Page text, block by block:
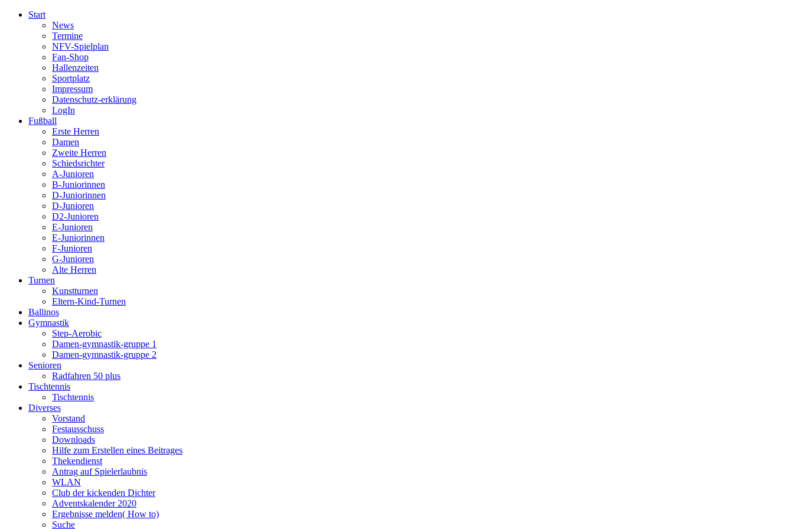
Start
News
Termine
NFV-Spielplan
Fan-Shop
Hallenzeiten
Sportplatz
Impressum
Datenschutz-erklärung
LogIn
Fußball
Erste Herren
Damen
Zweite Herren
Schiedsrichter
A-Junioren
B-Juniorinnen
D-Juniorinnen
D-Junioren
D2-Junioren
E-Junioren
E-Juniorinnen
F-Junioren
G-Junioren
Alte Herren
Turnen
Kunstturnen
Eltern-Kind-Turnen
Ballinos
Gymnastik
Step-Aerobic
Damen-gymnastik-gruppe 1
Damen-gymnastik-gruppe 2
Senioren
Radfahren 50 plus
Tischtennis
Tischtennis
Diverses
Vorstand
Festausschuss
Downloads
Hilfe zum Erstellen eines Beitrages
Thekendienst
Antrag auf Spielerlaubnis
WLAN
Club der kickenden Dichter
Adventskalender 2020
Ergebnisse melden( How to)
Suche